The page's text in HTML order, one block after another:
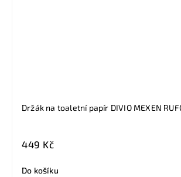
Držák na toaletní papír DIVIO MEXEN
449 Kč
Do košíku